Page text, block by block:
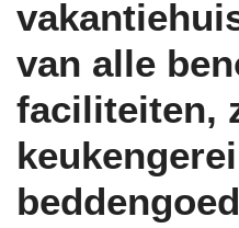
van alle
faciliteiten,